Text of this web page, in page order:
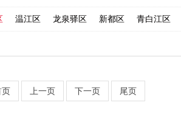
温江区 龙泉驿区 新都区 青白江区
页 上一页 下一页 尾页